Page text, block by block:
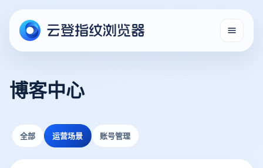
博客中心
全部 运营场景 账号管理